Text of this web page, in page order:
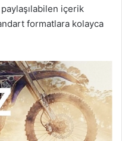
içerik
formatlara kolayca